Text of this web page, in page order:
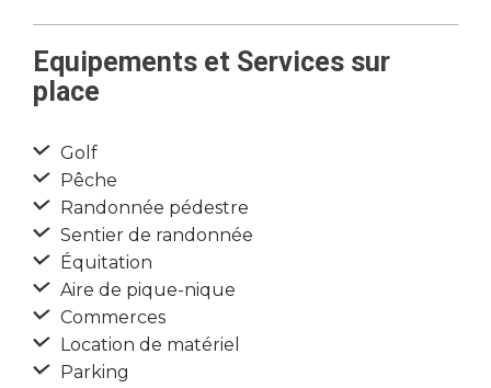
Equipements et Services sur
place
Golf
Pêche
Randonnée pédestre
Sentier de randonnée
Équitation
Aire de pique-nique
Commerces
Location de matériel
Parking